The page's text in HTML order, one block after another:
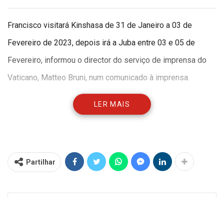
Francisco visitará Kinshasa de 31 de Janeiro a 03 de
Fevereiro de 2023, depois irá a Juba entre 03 e 05 de
Fevereiro, informou o director do serviço de imprensa do
Vaticano, Matteo Bruni, num comunicado à imprensa.
Esta viagem, inicialmente marcada para Julho, foi adiada
pelo Vaticano devido a problemas de saúde do Papa, que
joelho.
LER MAIS
Partilhar